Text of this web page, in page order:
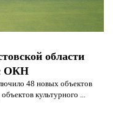
области
ОКН
48 новых объектов
культурного ...